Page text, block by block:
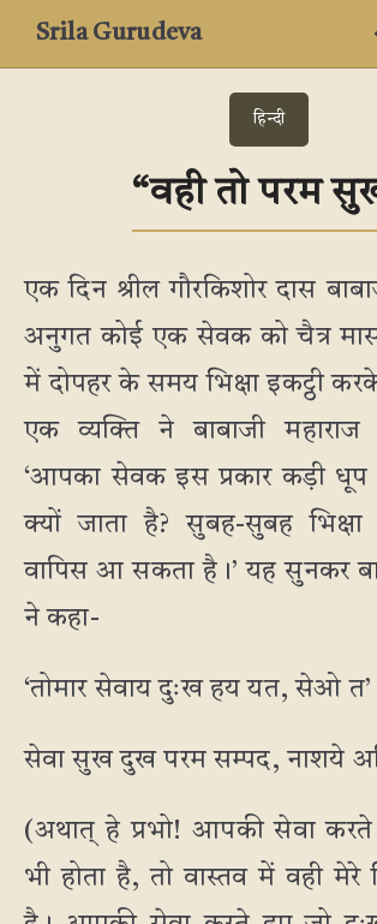
Srila Gurudeva
हिन्दी
“वही तो परम
एक दिन श्रील गौरकिशोर दास
अनुगत कोई एक सेवक को चैत्र
में दोपहर के समय भिक्षा इकट्ठी
एक व्यक्ति ने बाबाजी
‘आपका सेवक इस प्रकार कड़ी धूप
क्यों जाता है? सुबह-सुबह
वापिस आ सकता है।’ यह सुनकर
ने कहा-
‘तोमार सेवाय दुःख हय यत, सेओ
सेवा सुख दुख परम सम्पद, नाशये
(अथात् हे प्रभो! आपकी सेवा करते
भी होता है, तो वास्तव में वही